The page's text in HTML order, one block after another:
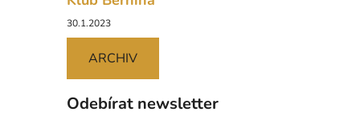
30.1.2023
ARCHIV
Odebírat newsletter